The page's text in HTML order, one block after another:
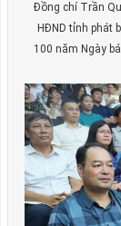
Đồng chí Trần
HĐND tỉnh phát
100 năm Ngày